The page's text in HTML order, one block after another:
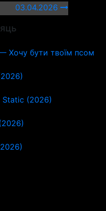
03.04.2026
Хочу бути твоїм псом
(2026)